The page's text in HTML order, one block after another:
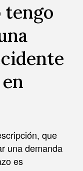
tengo
que
una demanda
es